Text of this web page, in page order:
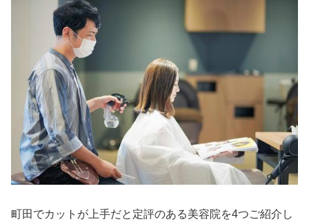
町田でカットが上手だと定評のある美容院を4つご紹介し